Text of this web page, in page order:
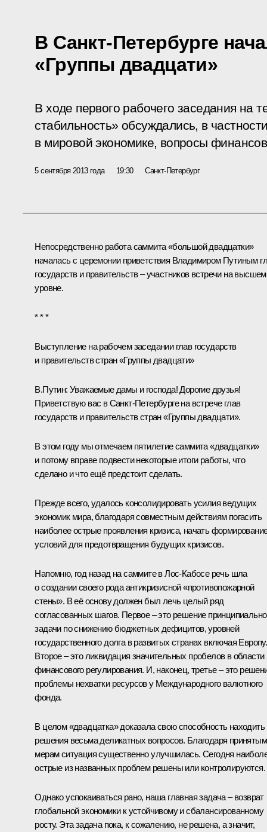
В Санкт-Петербурге
«Группы двадцати»
В ходе первого рабочего заседания на
стабильность» обсуждались, в
в мировой экономике, вопросы
5 сентября 2013 года 19:30 Санкт-Петербург
Непосредственно работа саммита «большой двадцатки»
началась с церемонии приветствия Владимиром Путиным
государств и правительств – участников встречи на высшем
уровне.
* * *
Выступление на рабочем заседании глав государств
и правительств стран«Группы двадцати»
В.Путин: Уважаемые дамы и господа! Дорогие друзья!
Приветствую вас в Санкт-Петербурге на встрече глав
государств и правительств стран «Группы двадцати».
В этом году мы отмечаем пятилетие саммита «двадцатки»
и потому вправе подвести некоторые итоги работы, что
сделано и что ещё предстоит сделать.
Прежде всего, удалось консолидировать усилия ведущих
экономик мира, благодаря совместным действиям погасить
наиболее острые проявления кризиса, начать
условий для предотвращения будущих кризисов.
Напомню, год назад насаммитев Лос-Кабосе речь шла
о создании своего рода антикризисной «противопожарной
стены». В её основу должен был лечь целый ряд
согласованных шагов. Первое – это решение
задачи по снижению бюджетных дефицитов, уровней
государственного долга в развитых странах включая Европу.
Второе – это ликвидация значительных пробелов в области
финансового регулирования. И, наконец, третье – это
проблемы нехватки ресурсов у Международного валютного
фонда.
В целом «двадцатка» доказала свою способность находить
решения весьма деликатных вопросов. Благодаря принятым
мерам ситуация существенно улучшилась. Сегодня
острые из названных проблем решены или контролируются.
Однако успокаиваться рано, наша главная задача – возврат
глобальной экономики к устойчивому и сбалансированному
росту. Эта задача пока, к сожалению, не решена, а значит,